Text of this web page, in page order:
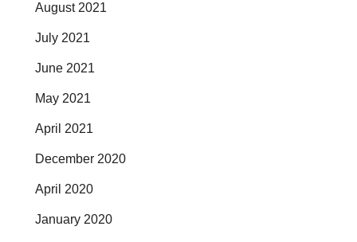
August 2021
July 2021
June 2021
May 2021
April 2021
December 2020
April 2020
January 2020